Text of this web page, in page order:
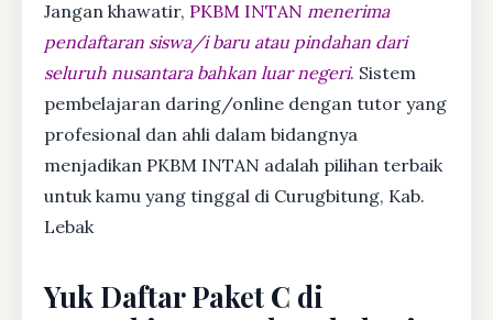
Jangan khawatir, PKBM INTAN menerima
pendaftaran siswa/i baru atau pindahan dari
seluruh nusantara bahkan luar negeri. Sistem
pembelajaran daring/online dengan tutor yang
profesional dan ahli dalam bidangnya
menjadikan PKBM INTAN adalah pilihan terbaik
untuk kamu yang tinggal di Curugbitung, Kab.
Lebak
Yuk Daftar Paket C di